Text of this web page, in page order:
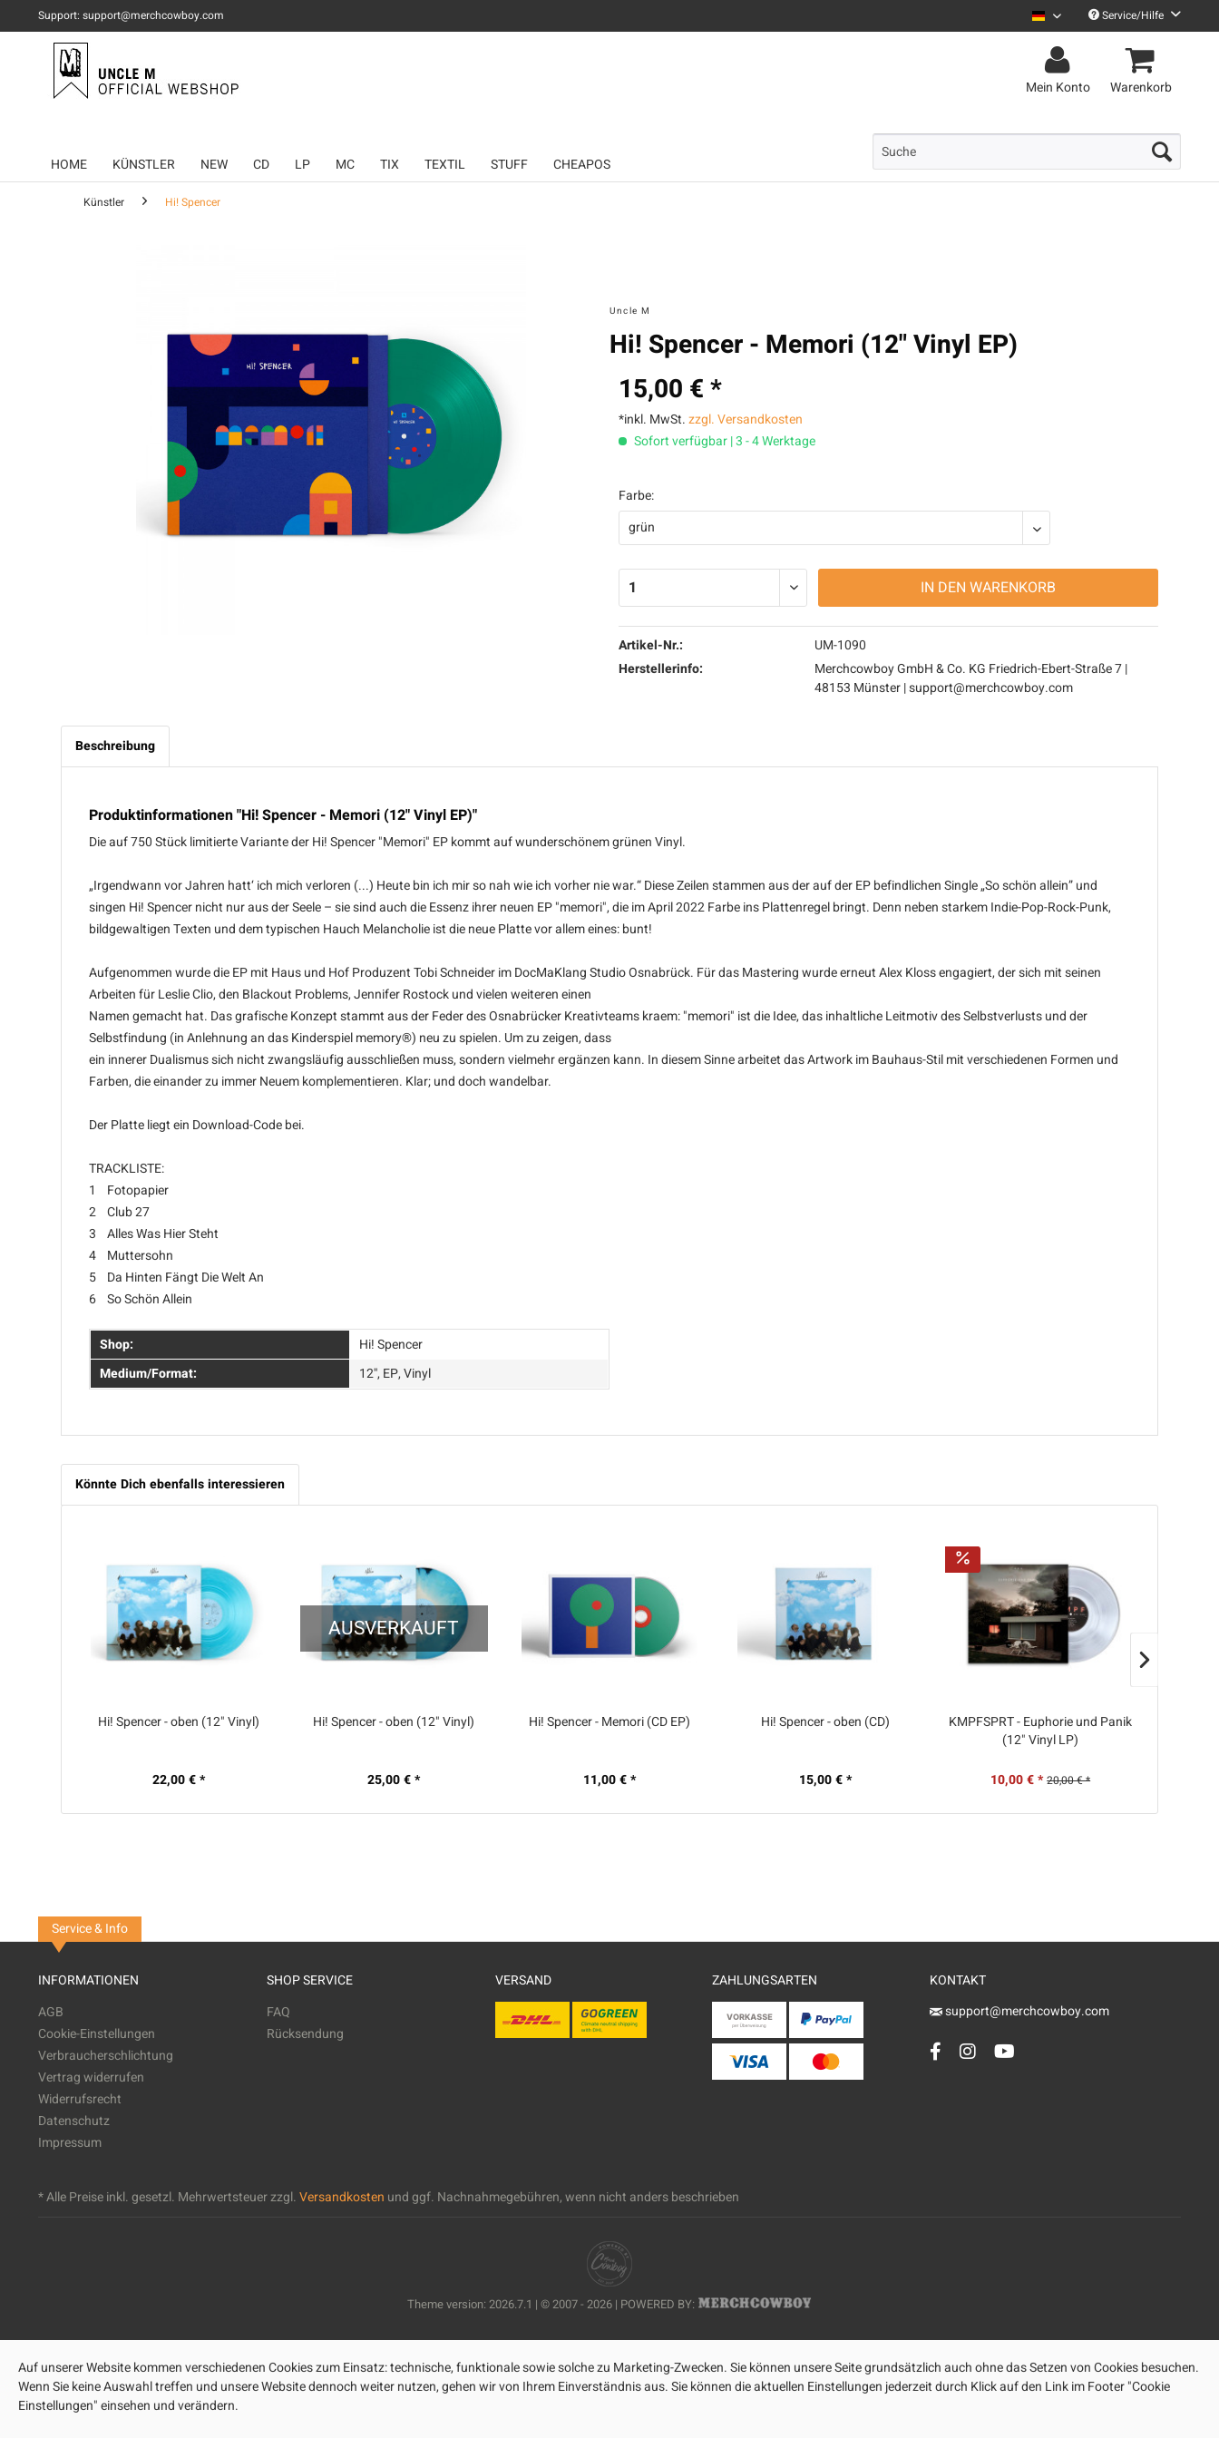
Support: support@merchcowboy.com Uncle M DeutschService/Hilfe
Mein Konto Warenkorb
HOME KÜNSTLER NEW CD LP MC TIX TEXTIL STUFF CHEAPOS
Künstler Hi! Spencer
Uncle M
Hi! Spencer - Memori (12" Vinyl EP)
15,00 € *
*inkl. MwSt.zzgl. Versandkosten
Sofort verfügbar | 3 - 4 Werktage
Farbe:
IN DEN WARENKORB
Artikel-Nr.:
UM-1090
Herstellerinfo:
Merchcowboy GmbH & Co. KG Friedrich-Ebert-Straße 7 |
48153 Münster | support@merchcowboy.com
Beschreibung
Produktinformationen "Hi! Spencer - Memori (12" Vinyl EP)"
Die auf 750 Stück limitierte Variante der Hi! Spencer "Memori" EP kommt auf wunderschönem grünen Vinyl.
„Irgendwann vor Jahren hatt‘ ich mich verloren (...) Heute bin ich mir so nah wie ich vorher nie war.“ Diese Zeilen stammen aus der auf der EP befindlichen Single „So schön allein” und
singen Hi! Spencer nicht nur aus der Seele – sie sind auch die Essenz ihrer neuen EP "memori", die im April 2022 Farbe ins Plattenregel bringt. Denn neben starkem Indie-Pop-Rock-Punk,
bildgewaltigen Texten und dem typischen Hauch Melancholie ist die neue Platte vor allem eines: bunt!
Aufgenommen wurde die EP mit Haus und Hof Produzent Tobi Schneider im DocMaKlang Studio Osnabrück. Für das Mastering wurde erneut Alex Kloss engagiert, der sich mit seinen
Arbeiten für Leslie Clio, den Blackout Problems, Jennifer Rostock und vielen weiteren einen
Namen gemacht hat. Das grafische Konzept stammt aus der Feder des Osnabrücker Kreativteams kraem: "memori" ist die Idee, das inhaltliche Leitmotiv des Selbstverlusts und der
Selbstfindung (in Anlehnung an das Kinderspiel memory®) neu zu spielen. Um zu zeigen, dass
ein innerer Dualismus sich nicht zwangsläufig ausschließen muss, sondern vielmehr ergänzen kann. In diesem Sinne arbeitet das Artwork im Bauhaus-Stil mit verschiedenen Formen und
Farben, die einander zu immer Neuem komplementieren. Klar; und doch wandelbar.
Der Platte liegt ein Download-Code bei.
TRACKLISTE:
1 Fotopapier
2 Club 27
3 Alles Was Hier Steht
4 Muttersohn
5 Da Hinten Fängt Die Welt An
6 So Schön Allein
Shop:
Hi! Spencer
Medium/Format:
12'', EP, Vinyl
Könnte Dich ebenfalls interessieren
Hi! Spencer - oben (12" Vinyl)
22,00 € *
AUSVERKAUFT
Hi! Spencer - oben (12" Vinyl)
25,00 € *
Hi! Spencer - Memori (CD EP)
11,00 € *
Hi! Spencer - oben (CD)
15,00 € *
KMPFSPRT - Euphorie und Panik
(12" Vinyl LP)
10,00 € * 20,00 € *
Service & Info
INFORMATIONEN
AGB
Cookie-Einstellungen
Verbraucherschlichtung
Vertrag widerrufen
Widerrufsrecht
Datenschutz
Impressum
SHOP SERVICE
FAQ
Rücksendung
VERSAND ZAHLUNGSARTEN
KONTAKT
support@merchcowboy.com
* Alle Preise inkl. gesetzl. Mehrwertsteuer zzgl.Versandkosten und ggf. Nachnahmegebühren, wenn nicht anders beschrieben
Theme version: 2026.7.1 | © 2007 - 2026 | POWERED BY:
Auf unserer Website kommen verschiedenen Cookies zum Einsatz: technische, funktionale sowie solche zu Marketing-Zwecken. Sie können unsere Seite grundsätzlich auch ohne das Setzen von Cookies besuchen.
Wenn Sie keine Auswahl treffen und unsere Website dennoch weiter nutzen, gehen wir von Ihrem Einverständnis aus. Sie können die aktuellen Einstellungen jederzeit durch Klick auf den Link im Footer "Cookie
Einstellungen" einsehen und verändern.